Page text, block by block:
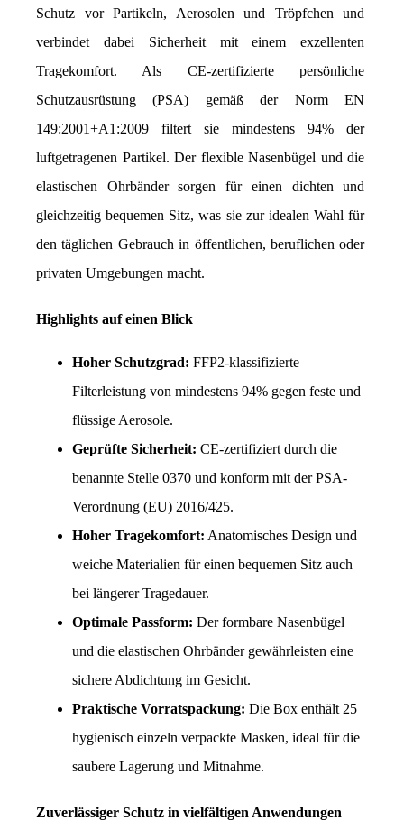
Schutz vor Partikeln, Aerosolen und Tröpfchen und
verbindet dabei Sicherheit mit einem exzellenten
Tragekomfort. Als CE-zertifizierte persönliche
Schutzausrüstung (PSA) gemäß der Norm EN
149:2001+A1:2009 filtert sie mindestens 94% der
luftgetragenen Partikel. Der flexible Nasenbügel und die
elastischen Ohrbänder sorgen für einen dichten und
gleichzeitig bequemen Sitz, was sie zur idealen Wahl für
den täglichen Gebrauch in öffentlichen, beruflichen oder
privaten Umgebungen macht.
Highlights auf einen Blick
Hoher Schutzgrad: FFP2-klassifizierte
Filterleistung von mindestens 94% gegen feste und
flüssige Aerosole.
Geprüfte Sicherheit: CE-zertifiziert durch die
benannte Stelle 0370 und konform mit der PSA-
Verordnung (EU) 2016/425.
Hoher Tragekomfort: Anatomisches Design und
weiche Materialien für einen bequemen Sitz auch
bei längerer Tragedauer.
Optimale Passform: Der formbare Nasenbügel
und die elastischen Ohrbänder gewährleisten eine
sichere Abdichtung im Gesicht.
Praktische Vorratspackung: Die Box enthält 25
hygienisch einzeln verpackte Masken, ideal für die
saubere Lagerung und Mitnahme.
Zuverlässiger Schutz in vielfältigen Anwendungen